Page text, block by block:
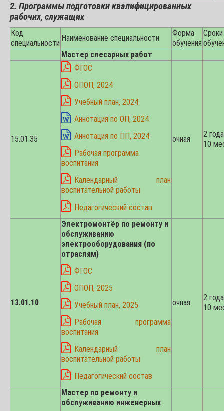
2. Программы подготовки квалифицированных
рабочих, служащих
Код
специальности
Наименование специальности
Форма
обучения
Сроки
Мастер слесарных работ
15.01.35
ФГОС
ОПОП, 2024
Учебный план, 2024
Аннотация по ОП, 2024
Аннотация по ПП, 2024
Рабочая программа
воспитания
Календарный план
воспитательной работы
Педагогический состав
очная
2 года
10
13.01.10
Электромонтёр по ремонту и
обслуживанию
электрооборудования (по
отраслям)
ФГОС
ОПОП, 2025
Учебный план, 2025
Рабочая программа
воспитания
Календарный план
воспитательной работы
Педагогический состав
очная
2 года
10
Мастер по ремонту и
обслуживанию инженерных